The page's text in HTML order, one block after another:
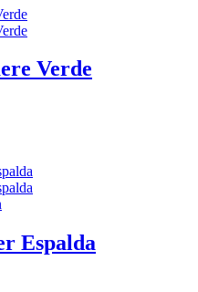
Verde
Espalda